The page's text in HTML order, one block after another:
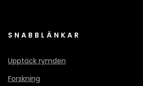
SNABBLÄNKAR
Upptäck rymden
Forskning